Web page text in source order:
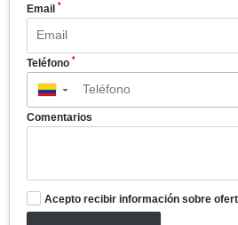
Email *
Teléfono *
▼
Comentarios
Acepto recibir información sobre